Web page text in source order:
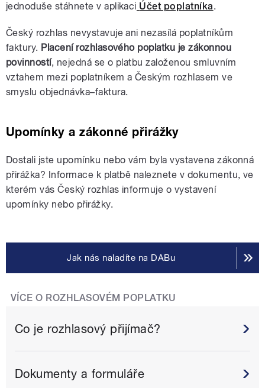
jednoduše stáhnete v aplikaci Účet poplatníka.
Český rozhlas nevystavuje ani nezasílá poplatníkům
faktury. Placení rozhlasového poplatku je zákonnou
povinností, nejedná se o platbu založenou smluvním
vztahem mezi poplatníkem a Českým rozhlasem ve
smyslu objednávka–faktura.
Upomínky a zákonné přirážky
Dostali jste upomínku nebo vám byla vystavena zákonná
přirážka? Informace k platbě naleznete v dokumentu, ve
kterém vás Český rozhlas informuje o vystavení
upomínky nebo přirážky.
Jak nás naladíte na DABu
VÍCE O ROZHLASOVÉM POPLATKU
Co je rozhlasový přijímač?
Dokumenty a formuláře